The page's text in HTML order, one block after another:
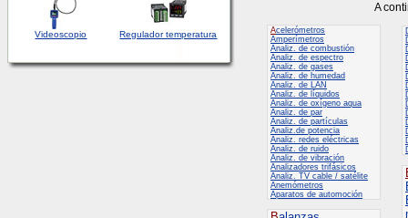
Videoscopio Regulador temperatura
A
Acelerómetros
Amperímetros
Analiz. de combustión
Analiz. de espectro
Analiz. de gases
Analiz. de humedad
Analiz. de LAN
Analiz. de líquidos
Analiz. de oxígeno aqua
Analiz. de par
Analiz. de partículas
Analiz.de potencia
Analiz. redes eléctricas
Analiz. de ruido
Analiz. de vibración
Analizadores trifásicos
Analiz. TV cable / satélite
Anemómetros
Aparatos de automoción